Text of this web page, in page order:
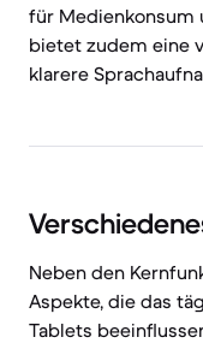
für Medienkonsum
bietet zudem eine
klarere
Neben den
Aspekte, die das
Tablets